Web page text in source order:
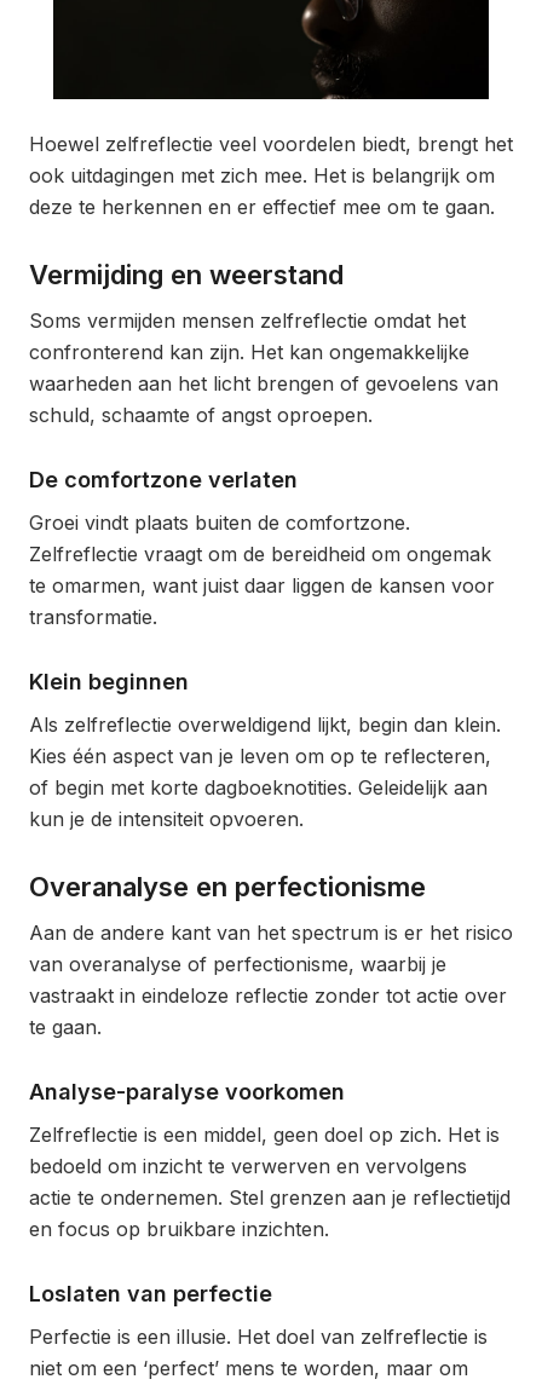
Hoewel zelfreflectie veel voordelen biedt, brengt het
ook uitdagingen met zich mee. Het is belangrijk om
deze te herkennen en er effectief mee om te gaan.
Vermijding en weerstand
Soms vermijden mensen zelfreflectie omdat het
confronterend kan zijn. Het kan ongemakkelijke
waarheden aan het licht brengen of gevoelens van
schuld, schaamte of angst oproepen.
De comfortzone verlaten
Groei vindt plaats buiten de comfortzone.
Zelfreflectie vraagt om de bereidheid om ongemak
te omarmen, want juist daar liggen de kansen voor
transformatie.
Klein beginnen
Als zelfreflectie overweldigend lijkt, begin dan klein.
Kies één aspect van je leven om op te reflecteren,
of begin met korte dagboeknotities. Geleidelijk aan
kun je de intensiteit opvoeren.
Overanalyse en perfectionisme
Aan de andere kant van het spectrum is er het risico
van overanalyse of perfectionisme, waarbij je
vastraakt in eindeloze reflectie zonder tot actie over
te gaan.
Analyse-paralyse voorkomen
Zelfreflectie is een middel, geen doel op zich. Het is
bedoeld om inzicht te verwerven en vervolgens
actie te ondernemen. Stel grenzen aan je reflectietijd
en focus op bruikbare inzichten.
Loslaten van perfectie
Perfectie is een illusie. Het doel van zelfreflectie is
niet om een ‘perfect’ mens te worden, maar om